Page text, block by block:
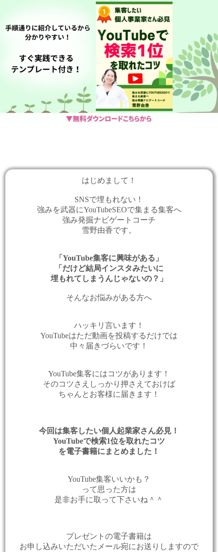
はじめまして！
SNSで埋もれない！
強みを武器にYouTubeSEOで集まる集客へ
強み発掘ナビゲートコーチ
雪野由香です。
「YouTube集客に興味がある」
「だけど結局インスタみたいに
埋もれてしまうんじゃないの？」
そんなお悩みがある方へ
ハッキリ言います！
YouTubeはただ動画を投稿するだけでは
中々届きづらいです！
YouTube集客にはコツがあります！
そのコツさえしっかり押さえておけば
ちゃんとお客様に届きます！
今回は集客したい個人起業家さん必見！
YouTubeで検索1位を取れたコツ
を電子書籍にまとめました！
YouTube集客いいかも？
って思った方は
是非お手に取って下さいね＾＾
プレゼントの電子書籍は
お申し込みいただいたメール宛にお送りしますので